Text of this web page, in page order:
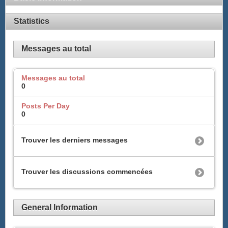
Statistics
Messages au total
Messages au total
0
Posts Per Day
0
Trouver les derniers messages
Trouver les discussions commencées
General Information